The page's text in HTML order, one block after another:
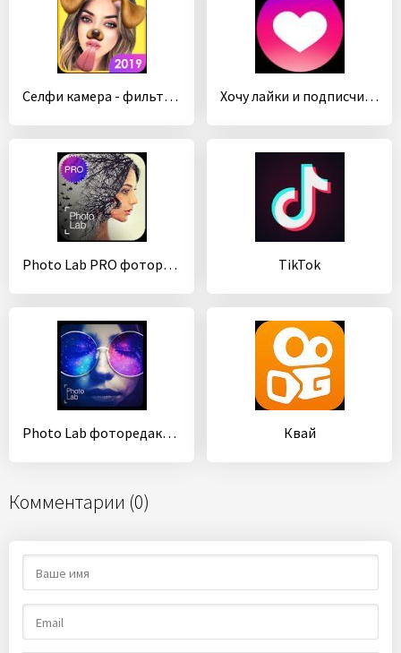
Cелфи камера - фильтр, редактор фото, фото эффекты Хочу лайки и подписчиков для Инстаграм!
Photo Lab PRO фоторедактор: эффекты и арты из фото TikTok
Photo Lab фоторедактор: фото эффекты и арт фильтры Квай
Комментарии (0)